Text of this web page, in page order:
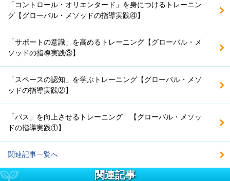
「コントロール・オリエンタード」を身につけるトレーニン
グ【グローバル・メソッドの指導実践④】
「サポートの意識」を高めるトレーニング【グローバル・メ
ソッドの指導実践③】
「スペースの認知」を学ぶトレーニング【グローバル・メソ
ッドの指導実践②】
「パス」を向上させるトレーニング 【グローバル・メソッ
ドの指導実践①】
関連記事一覧へ
関連記事